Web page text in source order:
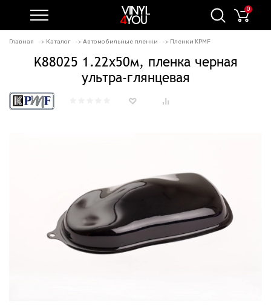
0
Главная Каталог Автомобильные пленки Пленки KPMF
K88025 1.22х50м, пленка черная
ультра-глянцевая